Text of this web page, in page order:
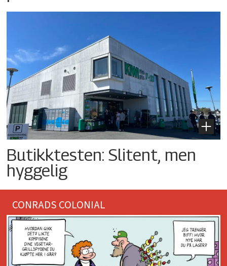
Butikktesten: Slitent, men
hyggelig
CONRADS COLONIAL